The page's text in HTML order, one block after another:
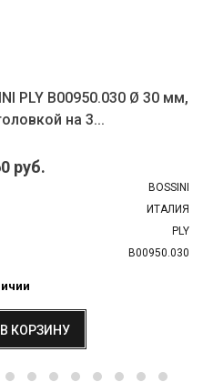
PLY B00950.030 Ø 30 мм,
на 3...
руб.
BOSSINI
ИТАЛИЯ
PLY
B00950.030
КОРЗИНУ